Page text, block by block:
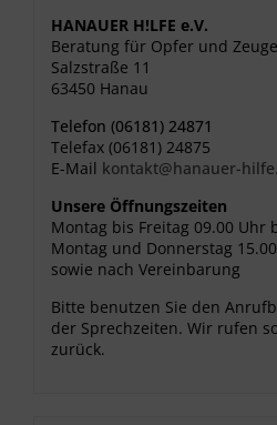
HANAUER H!LFE e.V.
Beratung für Opfer und
Salzstraße 11
63450 Hanau
Telefon (06181) 24871
Telefax (06181) 24875
E-Mail kontakt@hanauer-
Unsere Öffnungszeiten
Montag bis Freitag 09.00 Uhr
Montag und Donnerstag
sowie nach Vereinbarung
Bitte benutzen Sie den
der Sprechzeiten. Wir rufen
zurück.